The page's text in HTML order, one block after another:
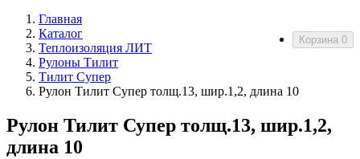
Корзина 0
Главная
Каталог
Теплоизоляция ЛИТ
Рулоны Тилит
Тилит Супер
Рулон Тилит Супер толщ.13, шир.1,2, длина 10
Рулон Тилит Супер толщ.13, шир.1,2,
длина 10